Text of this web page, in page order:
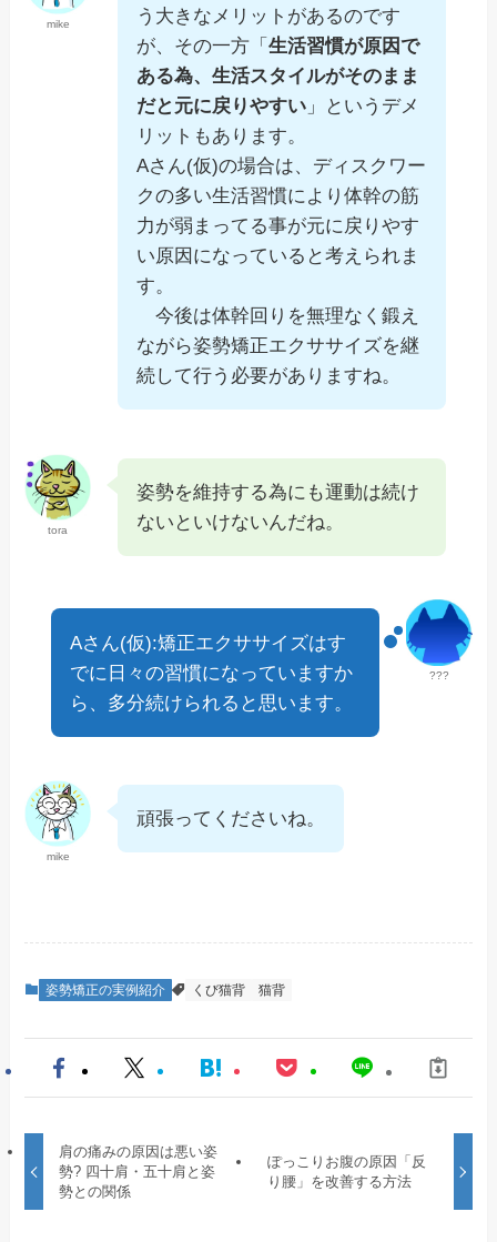
mike
う大きなメリットがあるのです
が、その一方「生活習慣が原因で
ある為、生活スタイルがそのまま
だと元に戻りやすい 」というデメ
リットもあります。
Aさん(仮)の場合は、ディスクワー
クの多い生活習慣により体幹の筋
力が弱まってる事が元に戻りやす
い原因になっていると考えられま
す。
今後は体幹回りを無理なく鍛え
ながら姿勢矯正エクササイズを継
続して行う必要がありますね。
tora
姿勢を維持する為にも運動は続け
ないといけないんだね。
???
Aさん(仮):矯正エクササイズはす
でに日々の習慣になっていますか
ら、多分続けられると思います。
mike
頑張ってくださいね。
姿勢矯正の実例紹介 くび猫背 猫背
肩の痛みの原因は悪い姿
勢? 四十肩・五十肩と姿
勢との関係
ぽっこりお腹の原因「反
り腰」を改善する方法